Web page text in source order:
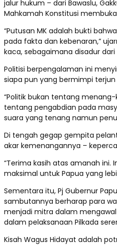
jalur hukum – dari Bawaslu,
Mahkamah Konstitusi
“Putusan MK adalah bukti
pada fakta dan kebenaran,”
kaca, sebagaimana disadur dari
Politisi berpengalaman ini
siapa pun yang bermimpi terjun
“Politik bukan tentang
tentang pengabdian pada
suara yang tenang namun
Di tengah gegap gempita
akar kemenangannya –
“Terima kasih atas amanah ini.
maksimal untuk Papua yang
Sementara itu, Pj Gubernur
sambutannya berharap para
menjadi mitra dalam
dalam pelaksanaan Pilkada
Kisah Wagus Hidayat adalah